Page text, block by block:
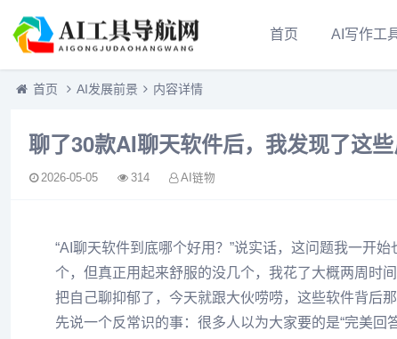
首页 AI写作工
首页 AI发展前景 内容详情
聊了30款AI聊天软件后，我发现了这
2026-05-05 314 AI链物
“AI聊天软件到底哪个好用？”说实话，这问题我一开
个，但真正用起来舒服的没几个，我花了大概两周时
把自己聊抑郁了，今天就跟大伙唠唠，这些软件背后那
先说一个反常识的事：很多人以为大家要的是“完美回